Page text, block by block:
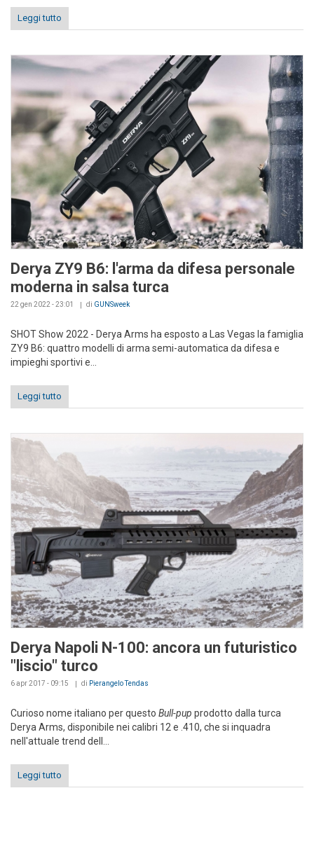
Leggi tutto
Derya ZY9 B6: l'arma da difesa personale
moderna in salsa turca
22 gen 2022 - 23:01 di GUNSweek
SHOT Show 2022 - Derya Arms ha esposto a Las Vegas la famiglia
ZY9 B6: quattro modelli di arma semi-automatica da difesa e
impieghi sportivi e...
Leggi tutto
Derya Napoli N-100: ancora un futuristico
"liscio" turco
6 apr 2017 - 09:15 di Pierangelo Tendas
Curioso nome italiano per questo Bull-pup prodotto dalla turca
Derya Arms, disponibile nei calibri 12 e .410, che si inquadra
nell'attuale trend dell...
Leggi tutto